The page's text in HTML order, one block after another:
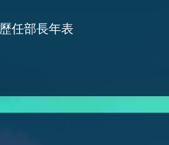
歷任部長年表